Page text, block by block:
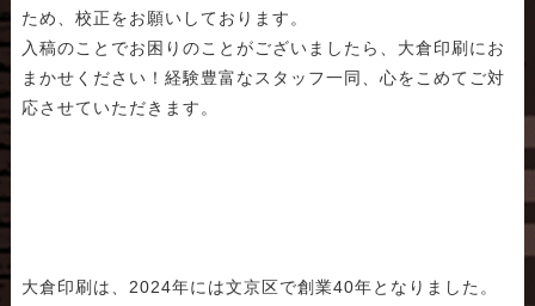
ため、校正をお願いしております。
入稿のことでお困りのことがございましたら、大倉印刷にお
まかせください！経験豊富なスタッフ一同、心をこめてご対
応させていただきます。
大倉印刷は、2024年には文京区で創業40年となりました。